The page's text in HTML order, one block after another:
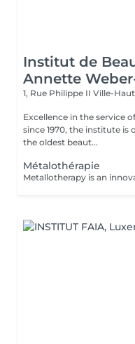
Institut de
Annette
1, Rue Philippe II Ville-
Excellence in the service of beauty! Located
since 1970, the institute is
the oldest beaut...
Métalothérapie